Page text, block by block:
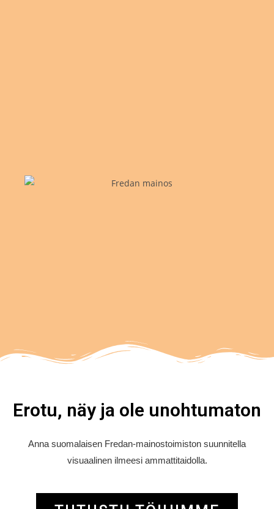
Erotu, näy ja ole unohtumaton
Anna suomalaisen Fredan-mainostoimiston suunnitella
visuaalinen ilmeesi ammattitaidolla.